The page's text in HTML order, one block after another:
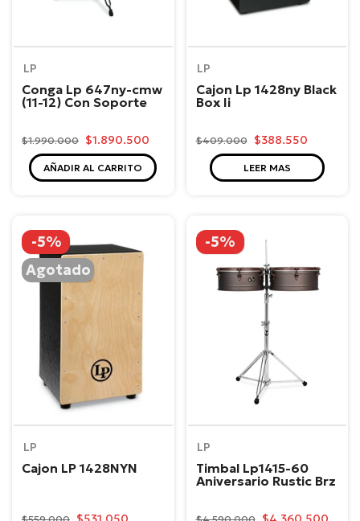
LP
Conga Lp 647ny-cmw
(11-12) Con Soporte
$1.990.000 $1.890.500
AÑADIR AL CARRITO
LP
Cajon Lp 1428ny Black
Box Ii
$409.000 $388.550
LEER MAS
-5%
Agotado
LP
Cajon LP 1428NYN
-5%
LP
Timbal Lp1415-60
Aniversario Rustic Brz